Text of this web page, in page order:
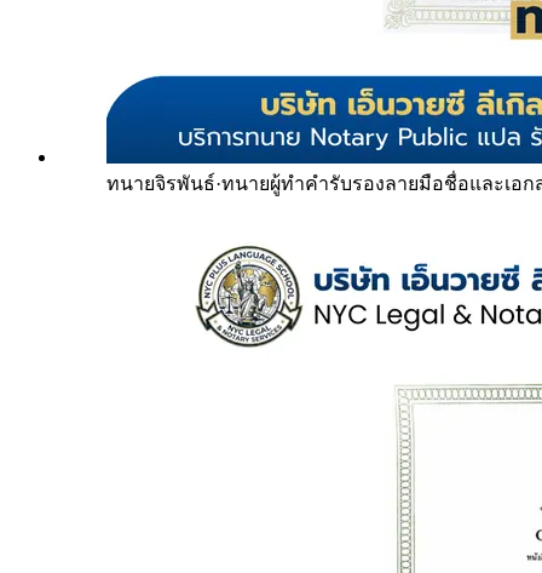
ทนายจิรพันธ์·ทนายผู้ทำคำรับรองลายมือชื่อและเอก